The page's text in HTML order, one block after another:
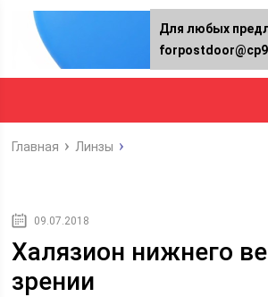
Главная Линзы
09.07.2018
Халязион нижнего
зрении
Для любых